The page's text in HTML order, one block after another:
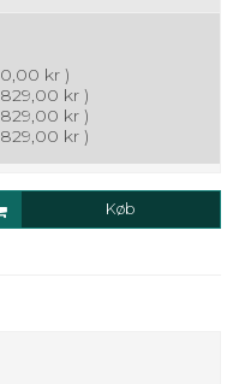
0,00 kr )
829,00 kr )
829,00 kr )
829,00 kr )
Køb